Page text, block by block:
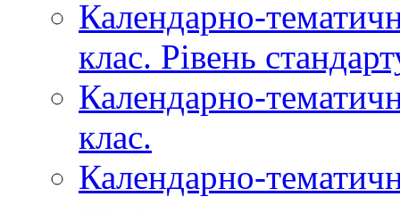
Календарно-
клас. Рівень
Календарно-
клас.
Календарно-